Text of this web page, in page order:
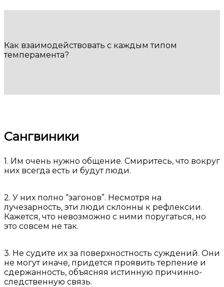
Как взаимодействовать с каждым типом
темперамента?
Сангвиники
1. Им очень нужно общение. Смиритесь, что вокруг
них всегда есть и будут люди.
2. У них полно “загонов”. Несмотря на
лучезарность, эти люди склонны к рефлексии.
Кажется, что невозможно с ними поругаться, но
это совсем не так.
3. Не судите их за поверхностность суждений. Они
не могут иначе, придется проявить терпение и
сдержанность, объясняя истинную причинно-
следственную связь.